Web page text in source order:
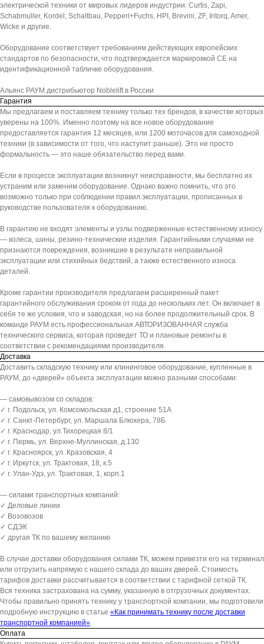
электрической техники от мировых лидеров индустрии: Curtis, Zapi,
Schabmuller, Kordel, Schaltbau, Pepperl+Fuchs, HPI, Brevini, ZF, Intorq, Amer,
Wicke и другие.
Оборудование соответствует требованиям действующих европейских
стандартов по безопасности, что подтверждается маркировкой СЕ на
идентификационной табличке оборудования.
Альянс РАУМ дистрибьютор Noblelift в России
Гарантия
Мы предлагаем и поставляем технику только тех брендов, в качестве которых
уверены на 100%. Именно поэтому на все новое оборудование
предоставляется гарантия 12 месяцев, или 1200 моточасов для самоходной
техники (в зависимости от того, что наступит раньше). Это не просто
формальность — это наше обязательство перед вами.
Если в процессе эксплуатации возникнут неисправности, мы бесплатно их
устраним или заменим оборудование. Однако важно помнить, что это
возможно только при соблюдении правил эксплуатации, прописанных в
руководстве пользователя к оборудованию.
В гарантию не входят элементы и узлы подверженные естественному износу
— колеса, шины, резино-технические изделия. Гарантийными случаями не
признаются повреждения, возникшие в результате неправильной
эксплуатации или стихийных бедствий, а также естественного износа
деталей.
Кроме гарантии производителя предлагаем расширенный пакет
гарантийного обслуживания сроком от года до нескольких лет. Он включает в
себя те же условия, что и заводская, но на более продолжительный срок. В
команде РАУМ есть профессиональная АВТОРИЗОВАННАЯ служба
технического сервиса, которая проведет ТО и плановые ремонты в
соответствии с рекомендациями производителя.
Доставка
Доставить складскую технику или клининговое оборудование, купленные в
РАУМ, до «дверей» объекта эксплуатации можно разными способами:
— самовывозом со складов:
✓ г. Подольск, ул. Комсомольская д1, строение 51А
✓ г. Санкт-Петербург, ул. Маршала Блюхера, 78Б
✓ г. Краснодар, ул.Тихорецкая 8/1
✓ г. Пермь, ул. Верхне-Муллинская, д.130
✓ г. Красноярск, ул. Кразовская, 4
✓ г. Иркутск, ул. Трактовая, 18, к.5
✓ г. Улан-Удэ, ул. Трактовая, 1, корп.1
— силами транспортных компаний:
✓ Деловые линии
✓ Возовозов
✓ СДЭК
✓ другая ТК по вашему желанию
В случае доставки оборудования силами ТК, можем привезти его на терминал
или отгрузить напрямую с нашего склада до ваших дверей. Стоимость
тарифов доставки рассчитывается в соответствии с тарифной сеткой ТК.
Вся техника застрахована на сумму, указанную в отгрузочных документах.
Чтобы правильно принять технику у транспортной компании, мы подготовили
подробную инструкцию в статье «Как принимать технику после доставки
транспортной компанией»
Оплата